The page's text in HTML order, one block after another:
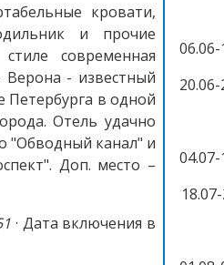
кровати,
и прочие
современная
Верона - известный
Петербурга в одной
Отель удачно
"Обводный канал" и
Доп. место –
· Дата включения в
06.06-
20.06-
04.07-